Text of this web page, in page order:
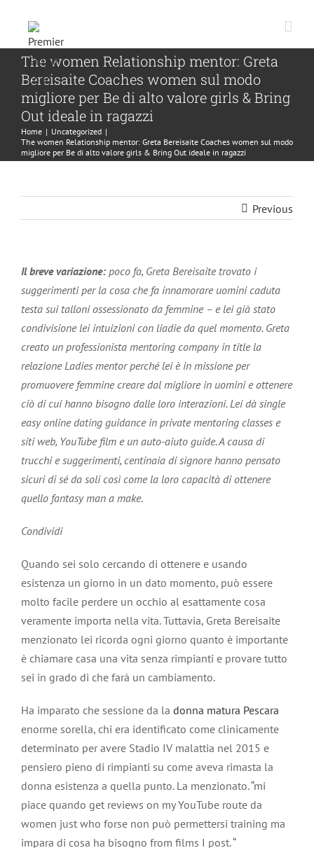
content
The women Relationship mentor: Greta
Bereisaite Coaches women sul modo
migliore per Be di alto valore girls & Bring
Out ideale in ragazzi
Home | Uncategorized |
The women Relationship mentor: Greta Bereisaite Coaches women sul modo
migliore per Be di alto valore girls & Bring Out ideale in ragazzi
Previous
Il breve variazione: poco fa, Greta Bereisaite trovato i
suggerimenti per la cosa che fa innamorare uomini caduta
testa sui talloni ossessionato da femmine – e lei già stato
condivisione lei intuizioni con liadie da quel momento. Greta
creato un professionista mentoring company in title la
relazione Ladies mentor perché lei è in missione per
promuovere femmine creare dal migliore in uomini e ottenere
ciò di cui hanno bisogno dalle loro interazioni. Lei dà single
easy online dating guidance in private mentoring classes e
siti web, YouTube film e un auto-aiuto guide. A causa di
trucchi e suggerimenti, centinaia di signore hanno pensato
sicuri di sé da soli così come la loro capacità di ottenere
quello fantasy man a make.
Condividi
Quando sei solo cercando di ottenere e usando
esistenza un giorno in un dato momento, può essere
molto facile perdere un occhio al esattamente cosa
veramente importa nella vita. Tuttavia, Greta Bereisaite
menzionato lei ricorda ogni giorno quanto è importante
è chiamare casa una vita senza rimpianti e provare tutto
sei in grado di che farà un cambiamento.
Ha imparato che sessione da la donna matura Pescara
enorme sorella, chi era identificato come clinicamente
determinato per avere Stadio IV malattia nel 2015 e
pensiero pieno di rimpianti su come aveva rimasta la
donna esistenza a quella punto. La menzionato. “mi
piace quando get reviews on my YouTube route da
women just who forse non può permettersi training ma
impara di cosa ha bisogno from films I post. “